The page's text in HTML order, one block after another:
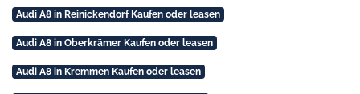
Audi A8 in Reinickendorf Kaufen oder leasen
Audi A8 in Oberkrämer Kaufen oder leasen
Audi A8 in Kremmen Kaufen oder leasen